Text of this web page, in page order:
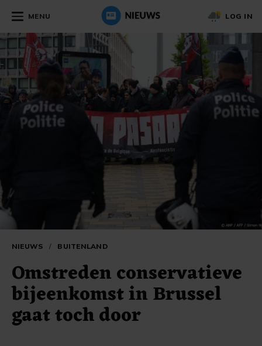
MENU LOG IN
NIEUWS / BUITENLAND
Omstreden conservatieve
bijeenkomst in Brussel
gaat toch door